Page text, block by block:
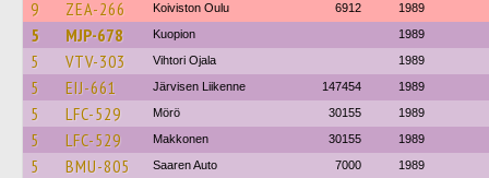
9 ZEA-266 Koiviston Oulu 6912 1989
5 MJP-678 Kuopion 1989
5 VTV-303 Vihtori Ojala 1989
5 EIJ-661 Järvisen Liikenne 147454 1989
5 LFC-529 Mörö 30155 1989
5 LFC-529 Makkonen 30155 1989
5 BMU-805 Saaren Auto 7000 1989